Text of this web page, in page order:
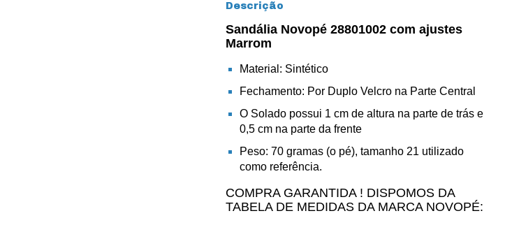
Descrição
Sandália Novopé 28801002 com ajustes
Marrom
Material: Sintético
Fechamento: Por Duplo Velcro na Parte Central
O Solado possui 1 cm de altura na parte de trás e
0,5 cm na parte da frente
Peso: 70 gramas (o pé), tamanho 21 utilizado
como referência.
COMPRA GARANTIDA ! DISPOMOS DA
TABELA DE MEDIDAS DA MARCA NOVOPÉ: